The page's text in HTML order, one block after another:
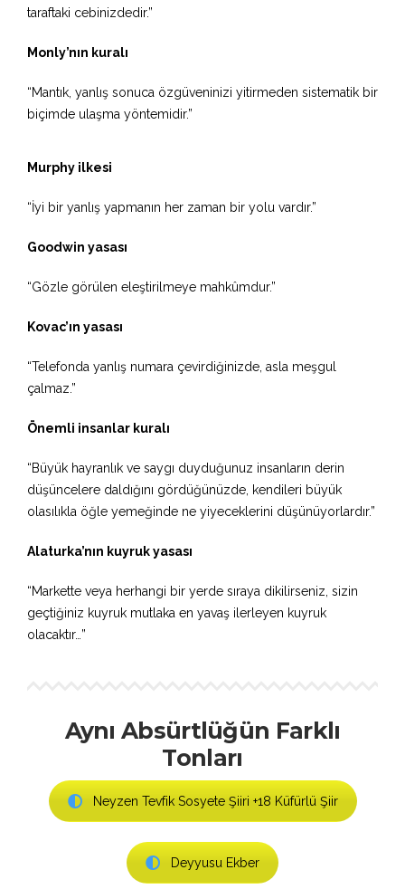
taraftaki cebinizdedir.”
Monly’nın kuralı
“Mantık, yanlış sonuca özgüveninizi yitirmeden sistematik bir
biçimde ulaşma yöntemidir.”
Murphy ilkesi
“İyi bir yanlış yapmanın her zaman bir yolu vardır.”
Goodwin yasası
“Gözle görülen eleştirilmeye mahkûmdur.”
Kovac’ın yasası
“Telefonda yanlış numara çevirdiğinizde, asla meşgul
çalmaz.”
Önemli insanlar kuralı
“Büyük hayranlık ve saygı duyduğunuz insanların derin
düşüncelere daldığını gördüğünüzde, kendileri büyük
olasılıkla öğle yemeğinde ne yiyeceklerini düşünüyorlardır.”
Alaturka’nın kuyruk yasası
“Markette veya herhangi bir yerde sıraya dikilirseniz, sizin
geçtiğiniz kuyruk mutlaka en yavaş ilerleyen kuyruk
olacaktır…”
Aynı Absürtlüğün Farklı
Tonları
Neyzen Tevfik Sosyete Şiiri +18 Küfürlü Şiir
Deyyusu Ekber